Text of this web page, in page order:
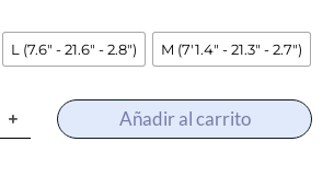
L (7.6" - 21.6" - 2.8") M (7'1.4" - 21.3" - 2.7")
Añadir al carrito